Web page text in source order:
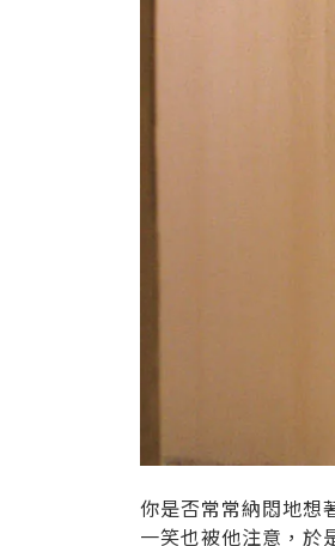
你是否常常納悶地想
一笑也被他注意，於